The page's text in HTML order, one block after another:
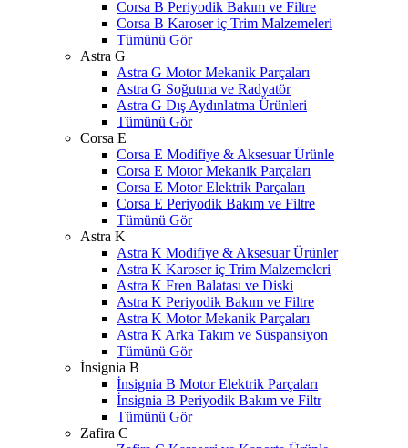
Corsa B Periyodik Bakım ve Filtre
Corsa B Karoser iç Trim Malzemeleri
Tümünü Gör
Astra G
Astra G Motor Mekanik Parçaları
Astra G Soğutma ve Radyatör
Astra G Dış Aydınlatma Ürünleri
Tümünü Gör
Corsa E
Corsa E Modifiye & Aksesuar Ürünle
Corsa E Motor Mekanik Parçaları
Corsa E Motor Elektrik Parçaları
Corsa E Periyodik Bakım ve Filtre
Tümünü Gör
Astra K
Astra K Modifiye & Aksesuar Ürünler
Astra K Karoser iç Trim Malzemeleri
Astra K Fren Balatası ve Diski
Astra K Periyodik Bakım ve Filtre
Astra K Motor Mekanik Parçaları
Astra K Arka Takım ve Süspansiyon
Tümünü Gör
İnsignia B
İnsignia B Motor Elektrik Parçaları
İnsignia B Periyodik Bakım ve Filtr
Tümünü Gör
Zafira C